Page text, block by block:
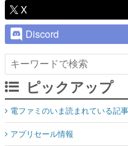
X
Discord
ピックアップ
電ファミのいま読まれている記
アプリセール情報